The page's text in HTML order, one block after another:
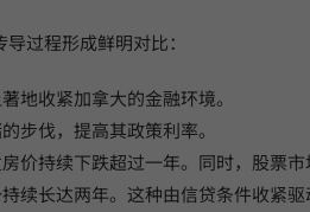
过程形成鲜明对比：
地收紧加拿大的金融环境。
步伐，提高其政策利率。
价持续下跌超过一年。同时，股票
续长达两年。这种由信贷条件收紧